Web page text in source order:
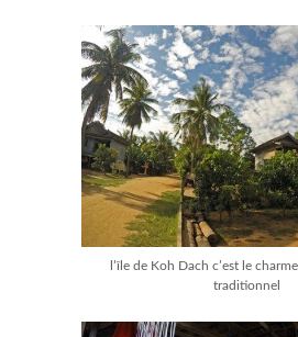
l’île de Koh Dach c’est le
traditionnel